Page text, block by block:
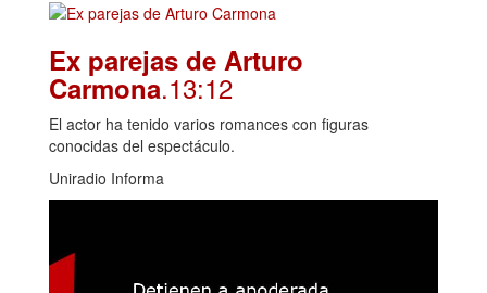
Ex parejas de Arturo
Carmona.13:12
El actor ha tenido varios romances con figuras
conocidas del espectáculo.
Uniradio Informa